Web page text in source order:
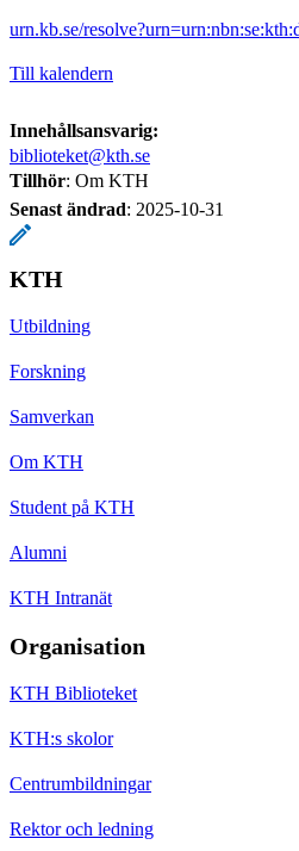
urn.kb.se/
Till kalendern
Innehållsansvarig:
biblioteket@kth.se
Tillhör: Om KTH
Senast ändrad: 2025-10-31
KTH
Utbildning
Forskning
Samverkan
Om KTH
Student på KTH
Alumni
KTH Intranät
Organisation
KTH Biblioteket
KTH:s skolor
Centrumbildningar
Rektor och ledning